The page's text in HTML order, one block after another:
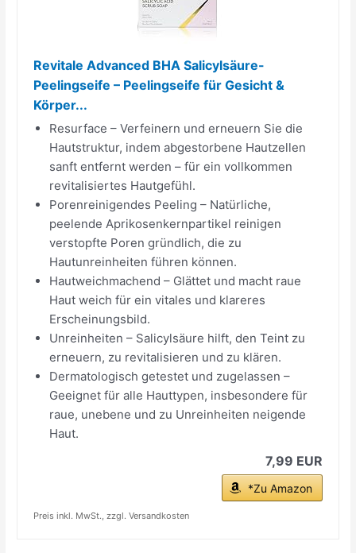
Revitale Advanced BHA Salicylsäure-
Peelingseife – Peelingseife für Gesicht &
Körper...
Resurface – Verfeinern und erneuern Sie die
Hautstruktur, indem abgestorbene Hautzellen
sanft entfernt werden – für ein vollkommen
revitalisiertes Hautgefühl.
Porenreinigendes Peeling – Natürliche,
peelende Aprikosenkernpartikel reinigen
verstopfte Poren gründlich, die zu
Hautunreinheiten führen können.
Hautweichmachend – Glättet und macht raue
Haut weich für ein vitales und klareres
Erscheinungsbild.
Unreinheiten – Salicylsäure hilft, den Teint zu
erneuern, zu revitalisieren und zu klären.
Dermatologisch getestet und zugelassen –
Geeignet für alle Hauttypen, insbesondere für
raue, unebene und zu Unreinheiten neigende
Haut.
7,99 EUR
*Zu Amazon
Preis inkl. MwSt., zzgl. Versandkosten